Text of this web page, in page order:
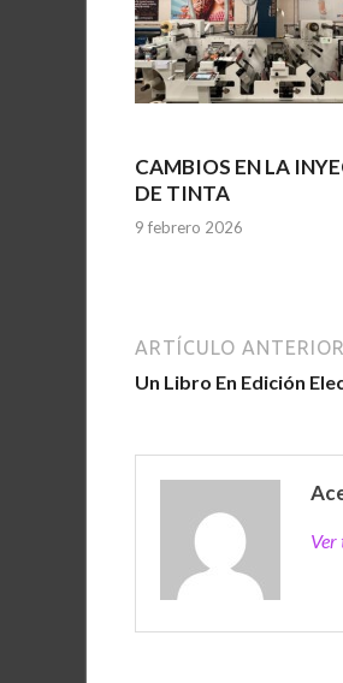
CAMBIOS EN LA
DE TINTA
9 febrero 2026
ARTÍCULO ANTERIOR
Un Libro En Edición
Ver